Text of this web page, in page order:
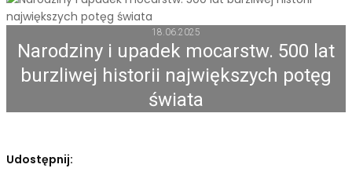
18.06.2025
Narodziny i upadek mocarstw. 500 lat
burzliwej historii największych potęg
świata
Udostępnij: